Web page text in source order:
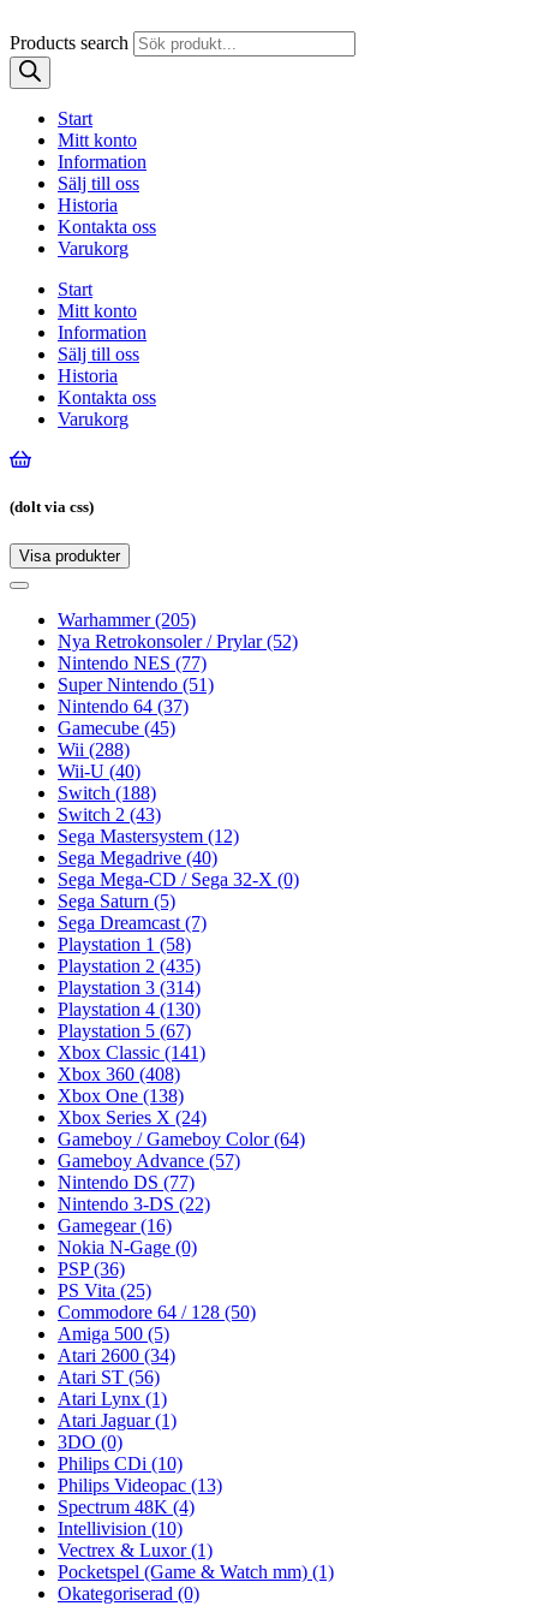
Products search
Start
Mitt konto
Information
Sälj till oss
Historia
Kontakta oss
Varukorg
Start
Mitt konto
Information
Sälj till oss
Historia
Kontakta oss
Varukorg
(dolt via css)
Visa produkter
Toggle
Toggle
navigationWarhammer(205)
Nya Retrokonsoler / Prylar(52)
Nintendo NES (77)
Super Nintendo (51)
Nintendo 64 (37)
Gamecube (45)
Wii (288)
Wii-U (40)
Switch (188)
Switch 2 (43)
Sega Mastersystem (12)
Sega Megadrive (40)
Sega Mega-CD / Sega 32-X (0)
Sega Saturn (5)
Sega Dreamcast (7)
Playstation 1 (58)
Playstation 2 (435)
Playstation 3 (314)
Playstation 4 (130)
Playstation 5 (67)
Xbox Classic (141)
Xbox 360 (408)
Xbox One (138)
Xbox Series X (24)
Gameboy / Gameboy Color(64)
Gameboy Advance (57)
Nintendo DS (77)
Nintendo 3-DS (22)
Gamegear(16)
Nokia N-Gage (0)
PSP(36)
PS Vita (25)
Commodore 64 / 128 (50)
Amiga 500 (5)
Atari 2600 (34)
Atari ST (56)
Atari Lynx (1)
Atari Jaguar(1)
3DO (0)
Philips CDi (10)
Philips Videopac (13)
Spectrum 48K (4)
Intellivision (10)
Vectrex & Luxor(1)
Pocketspel (Game & Watch mm) (1)
Okategoriserad (0)